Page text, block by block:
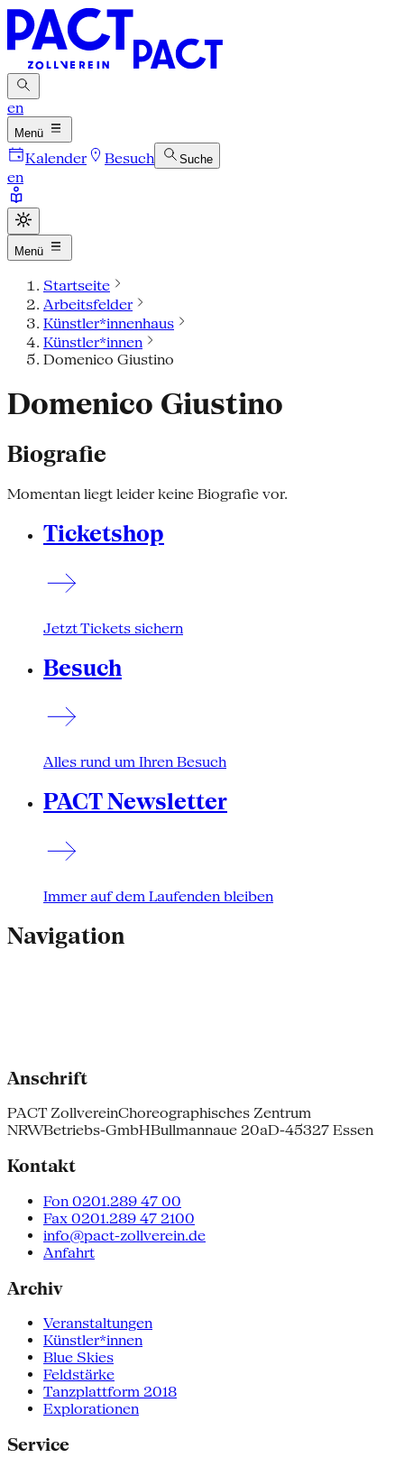
en
Menü
Kalender Besuch Suche
en
Menü
Startseite
Arbeitsfelder
Künstler*innenhaus
Künstler*innen
Domenico Giustino
Domenico Giustino
Biografie
Momentan liegt leider keine Biografie vor.
Ticketshop
Jetzt Tickets sichern
Besuch
Alles rund um Ihren Besuch
PACT Newsletter
Immer auf dem Laufenden bleiben
Navigation
Anschrift
PACT ZollvereinChoreographisches Zentrum
NRWBetriebs-GmbHBullmannaue 20aD-45327 Essen
Kontakt
Fon 0201.289 47 00
Fax 0201.289 47 2100
info@pact-zollverein.de
Anfahrt
Archiv
Veranstaltungen
Künstler*innen
Blue Skies
Feldstärke
Tanzplattform 2018
Explorationen
Service